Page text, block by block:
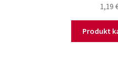
1,19
Produkt